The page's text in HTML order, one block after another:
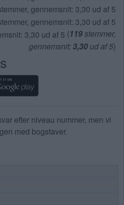
(119stemmer,
gennemsnit:3,30 ud af 5)
efter niveau nummer, men vi
med bogstaver.